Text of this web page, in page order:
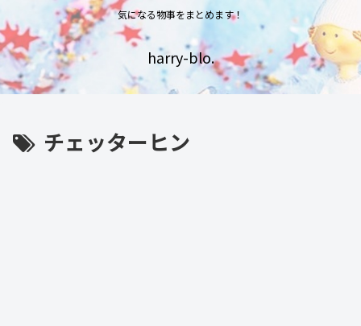
気になる物事をまとめます！
harry-blo.
チェッターヒン